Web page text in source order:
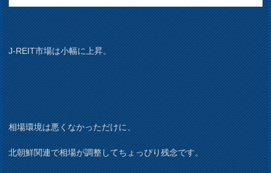
J-REIT市場は小幅に上昇。
相場環境は悪くなかっただけに、
北朝鮮関連で相場が調整してちょっぴり残念です。